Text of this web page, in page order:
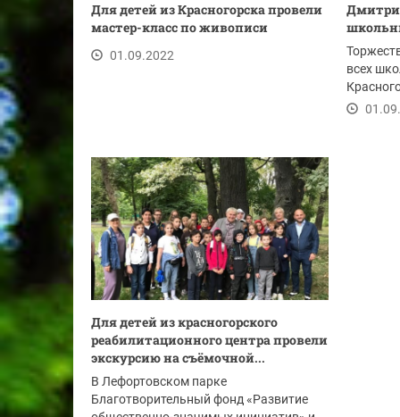
Для детей из Красногорска провели
мастер-класс по живописи
01.09.2022
всех
Для детей из красногорского
реабилитационного центра провели
экскурсию на съёмочной...
В Лефортовском парке
Благотворительный фонд «Развитие